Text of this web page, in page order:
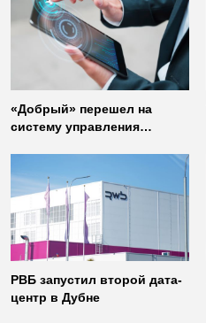
«Добрый» перешел на
систему управления
РВБ запустил второй дата-
центр в Дубне